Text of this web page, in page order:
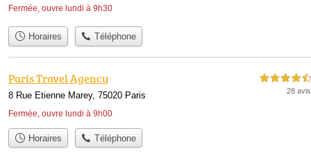
Fermée, ouvre lundi à 9h30
Horaires Téléphone
Paris Travel Agency
8 Rue Etienne Marey, 75020 Paris
Fermée, ouvre lundi à 9h00
4,5 étoiles sur 5
28 avis
Horaires Téléphone